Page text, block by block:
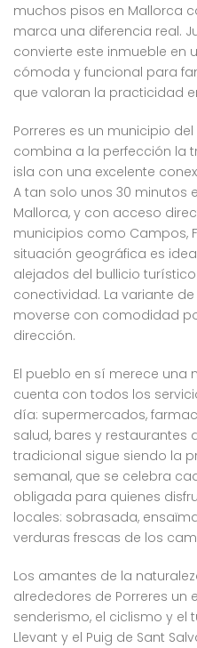
muchos pisos en Mallorca
marca una diferencia real.
convierte este inmueble en
cómoda y funcional para
que valoran la practicidad
Porreres es un municipio
combina a la perfección la
isla con una excelente
A tan solo unos 30 minutos
Mallorca, y con acceso
municipios como Campos,
situación geográfica es
alejados del bullicio
conectividad. La variante
moverse con comodidad
dirección.
El pueblo en sí merece una
cuenta con todos los
día: supermercados,
salud, bares y
tradicional sigue siendo la
semanal, que se celebra
obligada para quienes
locales: sobrasada,
verduras frescas de los
Los amantes de la
alrededores de Porreres un
senderismo, el ciclismo y el
Llevant y el Puig de Sant